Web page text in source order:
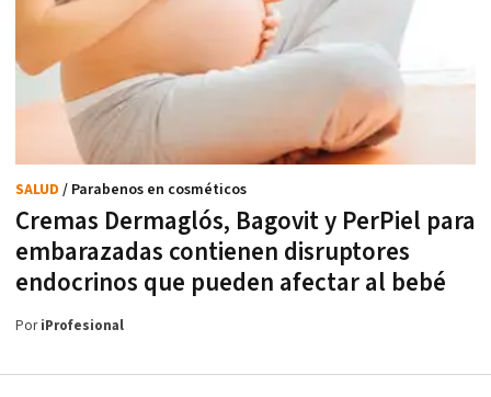
Cremas Dermaglós, Bagovit y PerPiel para
embarazadas contienen disruptores
endocrinos que pueden afectar al bebé
SALUD / Parabenos en cosméticos
PoriProfesional